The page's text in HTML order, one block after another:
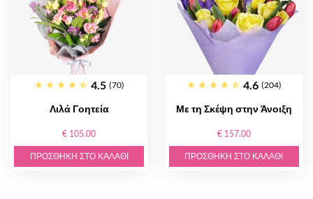
4.5 (70)
Λιλά Γοητεία
€ 105.00
ΠΡΟΣΘΉΚΗ ΣΤΟ ΚΑΛΆΘΙ
4.6 (204)
Με τη Σκέψη στην Άνοιξη
€ 157.00
ΠΡΟΣΘΉΚΗ ΣΤΟ ΚΑΛΆΘΙ